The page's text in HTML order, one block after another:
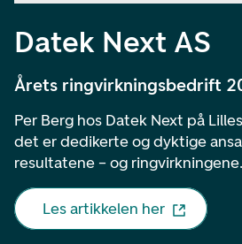
Datek Next AS
Årets ringvirkningsbedrift
Per Berg hos Datek Next på
det er dedikerte og dyktige
resultatene – og ringvirkningene.
Les artikkelen her